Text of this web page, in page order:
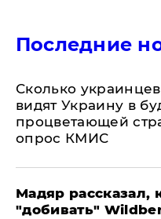
Последние
Сколько
видят Украину в
процветающей
опрос КМИС
Мадяр рассказал,
"добивать"